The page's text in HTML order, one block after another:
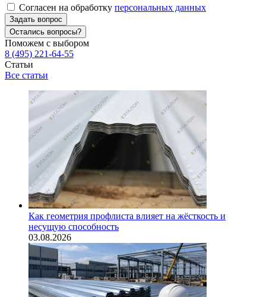
Согласен на обработку персональных данных
Задать вопрос
Остались вопросы?
Поможем с выбором
8 (495) 221-64-55
Статьи
Все статьи
Как геометрия профлиста влияет на жёсткость и
несущую способность
03.08.2026